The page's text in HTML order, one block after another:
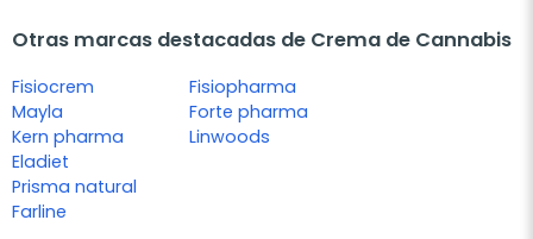
Otras marcas destacadas de Crema de Cannabis
Fisiocrem
Mayla
Kern pharma
Eladiet
Prisma natural
Farline
Fisiopharma
Forte pharma
Linwoods